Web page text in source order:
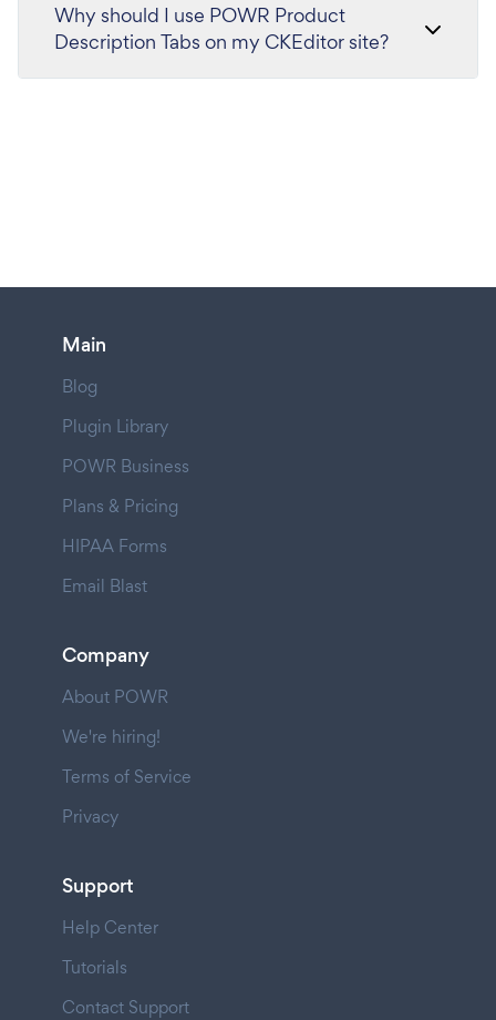
Why should I use POWR Product
Description Tabs on my CKEditor site?
Main
Blog
Plugin Library
POWR Business
Plans & Pricing
HIPAA Forms
Email Blast
Company
About POWR
We're hiring!
Terms of Service
Privacy
Support
Help Center
Tutorials
Contact Support